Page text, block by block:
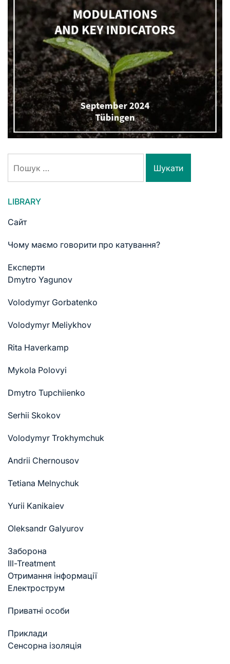
LIBRARY
Сайт
Чому маємо говорити про катування?
Експерти
Dmytro Yagunov
Volodymyr Gorbatenko
Volodymyr Meliykhov
Rita Haverkamp
Mykola Polovyi
Dmytro Tupchiienko
Serhii Skokov
Volodymyr Trokhymchuk
Andrii Chernousov
Tetiana Melnychuk
Yurii Kanikaiev
Oleksandr Galyurov
Заборона
Ill-Treatment
Отримання інформації
Електрострум
Приватні особи
Приклади
Cенсорна ізоляція